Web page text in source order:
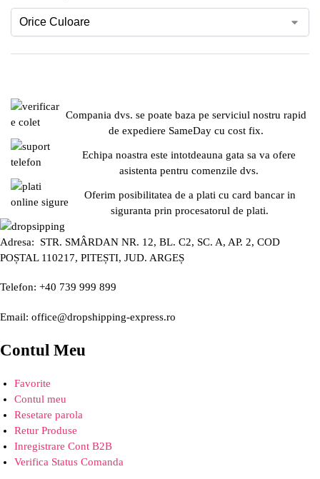
Compania dvs. se poate baza pe serviciul nostru rapid
de expediere SameDay cu cost fix.
Echipa noastra este intotdeauna gata sa va ofere
asistenta pentru comenzile dvs.
Oferim posibilitatea de a plati cu card bancar in
siguranta prin procesatorul de plati.
Adresa: STR. SMÂRDAN NR. 12, BL. C2, SC. A, AP. 2, COD
POȘTAL 110217, PITEȘTI, JUD. ARGEȘ
Telefon: +40 739 999 899
Email: office@dropshipping-express.ro
Contul Meu
Favorite
Contul meu
Resetare parola
Retur Produse
Inregistrare Cont B2B
Verifica Status Comanda